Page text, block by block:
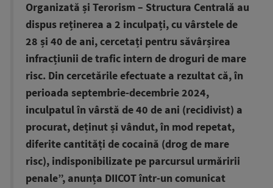
Organizată și Terorism – Structura Centrală au
dispus reținerea a 2 inculpați, cu vârstele de
28 și 40 de ani, cercetați pentru săvârșirea
infracțiunii de trafic intern de droguri de mare
risc. Din cercetările efectuate a rezultat că, în
perioada septembrie-decembrie 2024,
inculpatul în vârstă de 40 de ani (recidivist) a
procurat, deținut și vândut, în mod repetat,
diferite cantități de cocaină (drog de mare
risc), indisponibilizate pe parcursul urmăririi
penale”, anunța DIICOT într-un comunicat